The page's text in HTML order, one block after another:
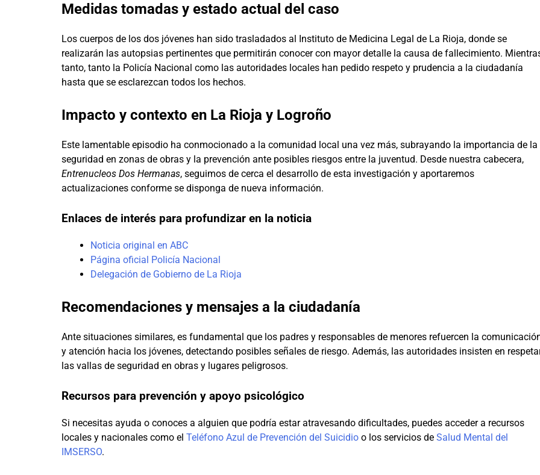
Medidas tomadas y estado actual del caso
Los cuerpos de los dos jóvenes han sido trasladados al Instituto de Medicina Legal de La Rioja, donde se
realizarán las autopsias pertinentes que permitirán conocer con mayor detalle la causa de fallecimiento.
tanto, tanto la Policía Nacional como las autoridades locales han pedido respeto y prudencia a la ciudadanía
hasta que se esclarezcan todos los hechos.
Impacto y contexto en La Rioja y Logroño
Este lamentable episodio ha conmocionado a la comunidad local una vez más, subrayando la importancia de la
seguridad en zonas de obras y la prevención ante posibles riesgos entre la juventud. Desde nuestra cabecera,
Entrenucleos Dos Hermanas, seguimos de cerca el desarrollo de esta investigación y aportaremos
actualizaciones conforme se disponga de nueva información.
Enlaces de interés para profundizar en la noticia
Noticia original en ABC
Página oficial Policía Nacional
Delegación de Gobierno de La Rioja
Recomendaciones y mensajes a la ciudadanía
Ante situaciones similares, es fundamental que los padres y responsables de menores refuercen la
y atención hacia los jóvenes, detectando posibles señales de riesgo. Además, las autoridades insisten en
las vallas de seguridad en obras y lugares peligrosos.
Recursos para prevención y apoyo psicológico
Si necesitas ayuda o conoces a alguien que podría estar atravesando dificultades, puedes acceder a recursos
locales y nacionales como el Teléfono Azul de Prevención del Suicidio o los servicios de Salud Mental del
IMSERSO.